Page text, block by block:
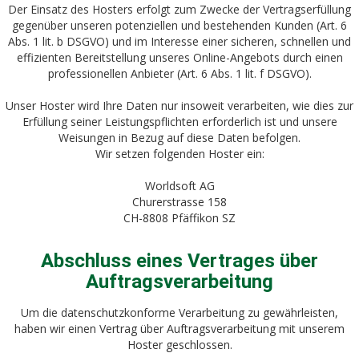
Der Einsatz des Hosters erfolgt zum Zwecke der Vertragserfüllung
gegenüber unseren potenziellen und bestehenden Kunden (Art. 6
Abs. 1 lit. b DSGVO) und im Interesse einer sicheren, schnellen und
effizienten Bereitstellung unseres Online-Angebots durch einen
professionellen Anbieter (Art. 6 Abs. 1 lit. f DSGVO).
Unser Hoster wird Ihre Daten nur insoweit verarbeiten, wie dies zur
Erfüllung seiner Leistungspflichten erforderlich ist und unsere
Weisungen in Bezug auf diese Daten befolgen.
Wir setzen folgenden Hoster ein:
Worldsoft AG
Churerstrasse 158
CH-8808 Pfäffikon SZ
Abschluss eines Vertrages über
Auftragsverarbeitung
Um die datenschutzkonforme Verarbeitung zu gewährleisten,
haben wir einen Vertrag über Auftragsverarbeitung mit unserem
Hoster geschlossen.